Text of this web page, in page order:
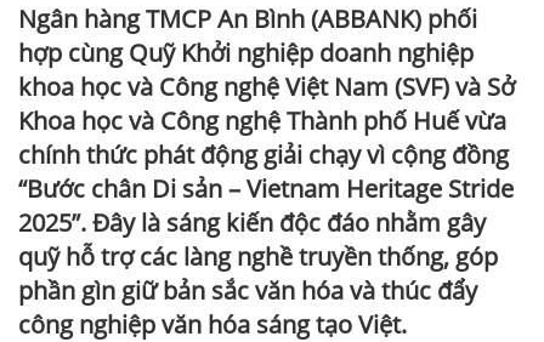
Ngân hàng TMCP An Bình (ABBANK) phối
hợp cùng Quỹ Khởi nghiệp doanh nghiệp
khoa học và Công nghệ Việt Nam (SVF) và Sở
Khoa học và Công nghệ Thành phố Huế vừa
chính thức phát động giải chạy vì cộng đồng
“Bước chân Di sản – Vietnam Heritage Stride
2025”. Đây là sáng kiến độc đáo nhằm gây
quỹ hỗ trợ các làng nghề truyền thống, góp
phần gìn giữ bản sắc văn hóa và thúc đẩy
công nghiệp văn hóa sáng tạo Việt.